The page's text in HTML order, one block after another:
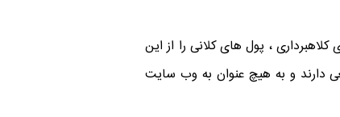
کلاهبرداری ، پول های کلانی را از این
دارند و به هیچ عنوان به وب سایت